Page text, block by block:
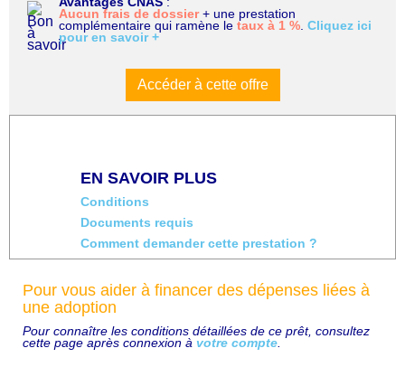
Aucun frais de dossier+ une prestation
complémentaire qui ramène le taux à 1 % Cliquez ici
pour en savoir +
Accéder à cette offre
EN SAVOIR PLUS
Conditions
Documents requis
Comment demander cette prestation ?
Pour vous aider à financer des dépenses liées à
une adoption
Pour connaître les conditions détaillées de ce prêt, consultez
cette page après connexion à votre compte